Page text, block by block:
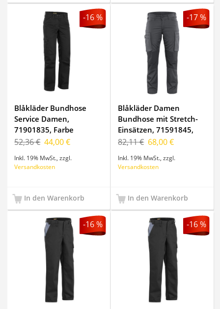
-16 %
Blåkläder Bundhose
Service Damen,
71901835, Farbe
Schwarz, Größe C46
52,36 € 44,00 €
Inkl. 19% MwSt.,zzgl.
Versandkosten
In den Warenkorb
-17 %
Blåkläder Damen
Bundhose mit Stretch-
Einsätzen, 71591845,
Farbe
Größe C48
82,11 € 68,00 €
Inkl. 19% MwSt.,zzgl.
Versandkosten
In den Warenkorb
-16 % -16 %